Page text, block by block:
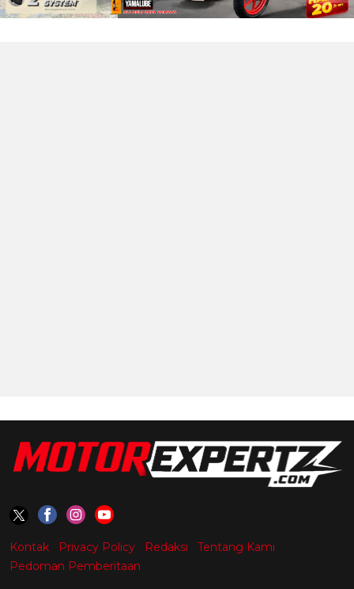
Kontak Privacy Policy Redaksi
Tentang Kami
Pedoman Pemberitaan